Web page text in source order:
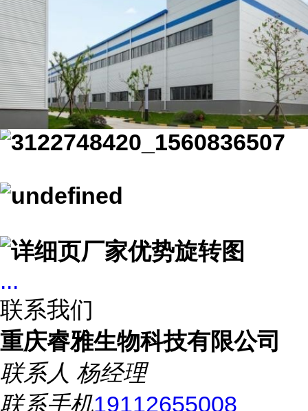
...
联系我们
重庆睿雅生物科技有限公司
联系人 杨经理
联系手机19112655008